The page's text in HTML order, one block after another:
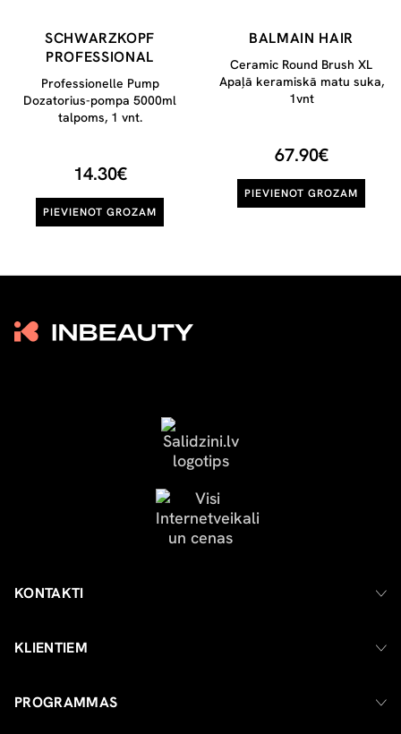
SCHWARZKOPF
PROFESSIONAL
Professionelle Pump
Dozatorius-pompa 5000ml
talpoms, 1 vnt.
14.30€
PIEVIENOT GROZAM
BALMAIN HAIR
Ceramic Round Brush XL
Apaļā keramiskā matu suka,
1vnt
67.90€
PIEVIENOT GROZAM
KONTAKTI
KLIENTIEM
PROGRAMMAS